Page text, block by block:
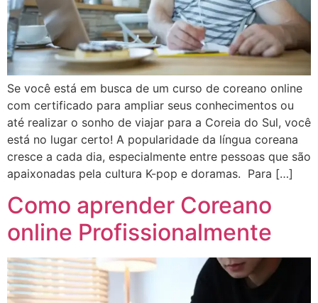
Se você está em busca de um curso de coreano online
com certificado para ampliar seus conhecimentos ou
até realizar o sonho de viajar para a Coreia do Sul, você
está no lugar certo! A popularidade da língua coreana
cresce a cada dia, especialmente entre pessoas que são
apaixonadas pela cultura K-pop e doramas. Para […]
Como aprender Coreano
online Profissionalmente